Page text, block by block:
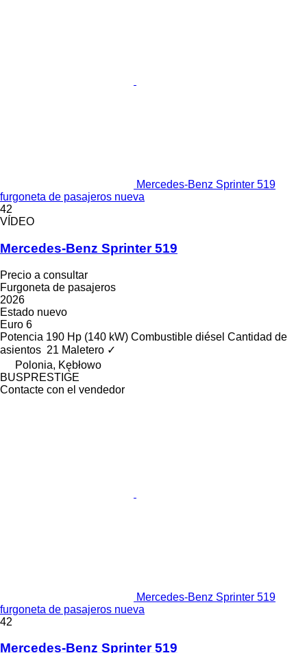
Mercedes-Benz Sprinter 519
furgoneta de pasajeros nueva
42
VÍDEO
Mercedes-Benz Sprinter 519
Precio a consultar
Furgoneta de pasajeros
2026
Estado nuevo
Euro 6
Potencia 190 Hp (140 kW) Combustible diésel Cantidad de
asientos 21 Maletero ✓
Polonia, Kębłowo
BUSPRESTIGE
Contacte con el vendedor
Mercedes-Benz Sprinter 519
furgoneta de pasajeros nueva
42
Mercedes-Benz Sprinter 519